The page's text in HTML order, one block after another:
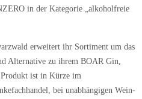
in der Kategorie „alkoholfreie
erweitert ihr Sortiment um das
Alternative zu ihrem BOAR Gin,
Produkt ist in Kürze im
bei unabhängigen Wein-